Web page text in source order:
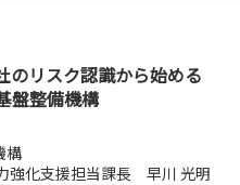
のリスク認識から始める
盤整備機構
構
強化支援担当課長 早川 光明